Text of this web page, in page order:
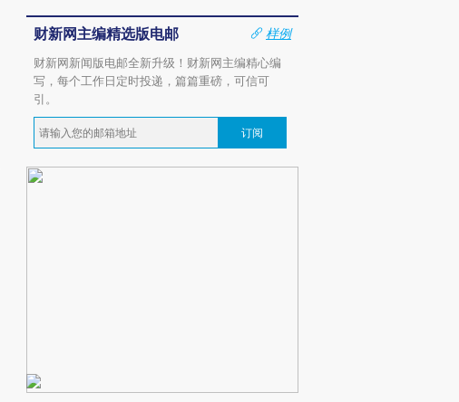
财新网主编精选版电邮
样例
财新网新闻版电邮全新升级！财新网主编精心编
写，每个工作日定时投递，篇篇重磅，可信可
引。
订阅